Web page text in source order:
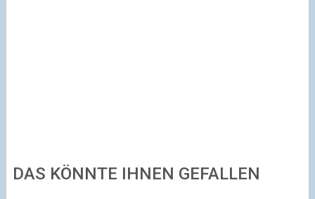
DAS KÖNNTE IHNEN GEFALLEN